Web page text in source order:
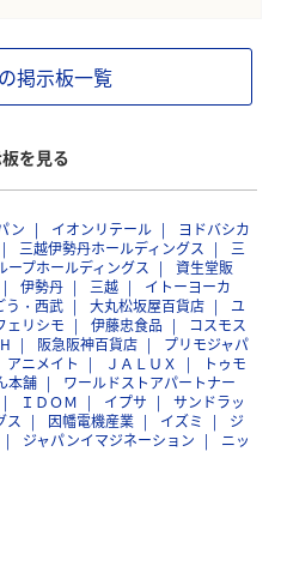
掲示板一覧
を見る
ン イオンリテール
ヨドバシカ
三越伊勢丹ホールディングス
三
ープホールディングス
資生堂販
伊勢丹 三越
イトーヨーカ
う・西武 大丸松坂屋百貨店
ユ
ェリシモ 伊藤忠食品
コスモス
阪急阪神百貨店
プリモジャパ
アニメイト ＪＡＬＵＸ
トゥモ
本舗
ワールドストアパートナー
ＩＤＯＭ イプサ
サンドラッ
ス 因幡電機産業 イズミ
ジ
ジャパンイマジネーション
ニッ